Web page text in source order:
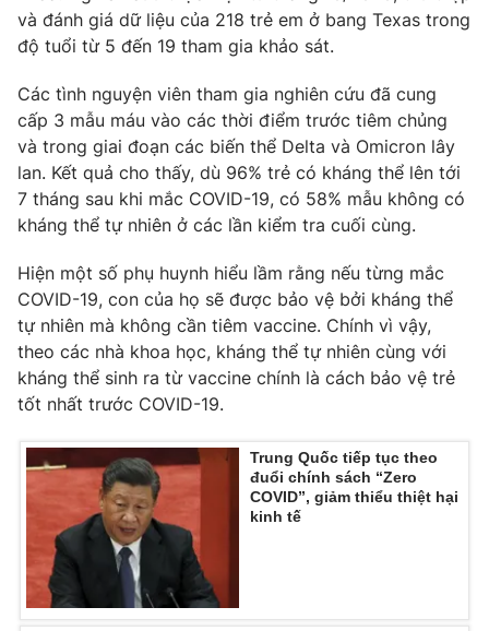
và đánh giá dữ liệu của 218 trẻ em ở bang Texas trong
độ tuổi từ 5 đến 19 tham gia khảo sát.
Các tình nguyện viên tham gia nghiên cứu đã cung
cấp 3 mẫu máu vào các thời điểm trước tiêm chủng
và trong giai đoạn các biến thể Delta và Omicron lây
lan. Kết quả cho thấy, dù 96% trẻ có kháng thể lên tới
7 tháng sau khi mắc COVID-19, có 58% mẫu không có
kháng thể tự nhiên ở các lần kiểm tra cuối cùng.
Hiện một số phụ huynh hiểu lầm rằng nếu từng mắc
COVID-19, con của họ sẽ được bảo vệ bởi kháng thể
tự nhiên mà không cần tiêm vaccine. Chính vì vậy,
theo các nhà khoa học, kháng thể tự nhiên cùng với
kháng thể sinh ra từ vaccine chính là cách bảo vệ trẻ
tốt nhất trước COVID-19.
Trung Quốc tiếp tục theo
đuổi chính sách “Zero
COVID”, giảm thiểu thiệt hại
kinh tế